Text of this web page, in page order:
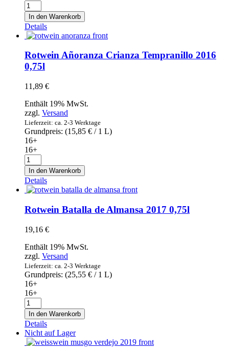
Roséwein
Añoranza
Tempranillo
Rosé
2019
0,75l
Menge
In den Warenkorb
Details
Rotwein Añoranza Crianza Tempranillo 2016
0,75l
11,89 €
Enthält 19% MwSt.
zzgl. Versand
Lieferzeit: ca. 2-3 Werktage
Grundpreis: (15,85 € / 1 L)
16+
16+
Rotwein
Añoranza
Crianza
Tempranillo
2016
0,75l
Menge
In den Warenkorb
Details
Rotwein Batalla de Almansa 2017 0,75l
19,16 €
Enthält 19% MwSt.
zzgl. Versand
Lieferzeit: ca. 2-3 Werktage
Grundpreis: (25,55 € / 1 L)
16+
16+
Rotwein
Batalla
de
Almansa
2017
0,75l
In den Warenkorb
Details
Nicht auf Lager